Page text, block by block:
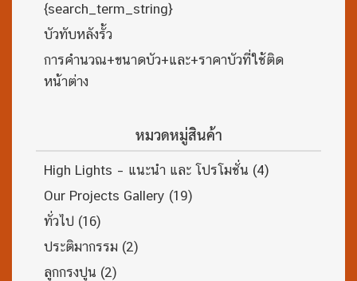
{search_term_string}
บัวทับหลังรั้ว
การคำนวณ+ขนาดบัว+และ+ราคาบัวที่ใช้ติด
หน้าต่าง
หมวดหมู่สินค้า
High Lights – แนะนำ และ โปรโมชั่น (4)
Our Projects Gallery (19)
ทั่วไป (16)
ประติมากรรม (2)
ลูกกรงปูน (2)